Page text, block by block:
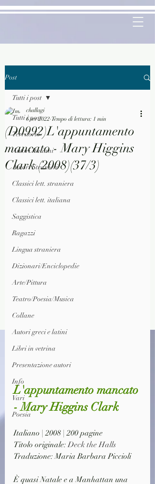
Post
Tutti i post
Territorio
Autori Italiani
Autori Stranieri
Classici lett. straniera
Classici lett. italiana
Saggistica
Ragazzi
Lingua straniera
Dizionari/Enciclopedie
Arte/Pittura
Teatro/Poesia/Musica
Collane
Autori greci e latini
Libri in vetrina
Presentazione autori
Info
Vari
Poesia
Tutti i post
(D0992)L'appuntamento
mancato - Mary Higgins
Clark (2008)(37/3)
challagi
6 set 2022 Tempo di lettura: 1 min
L'appuntamento mancato
- Mary Higgins Clark
Italiano | 2008 | 200 pagine
Titolo originale: Deck the Halls
Traduzione: Maria Barbara Piccioli
È quasi Natale e a Manhattan una